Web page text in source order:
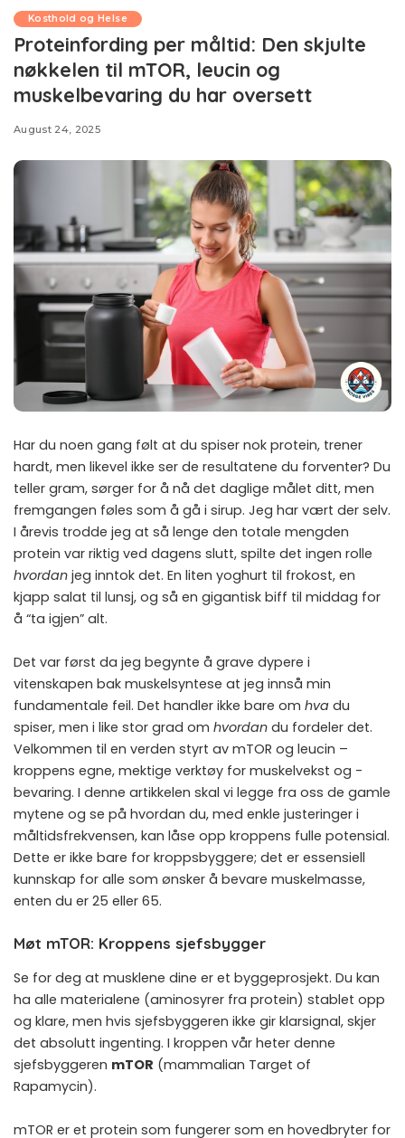
Kosthold og Helse
Proteinfording per måltid: Den skjulte
nøkkelen til mTOR, leucin og
muskelbevaring du har oversett
August 24, 2025
Har du noen gang følt at du spiser nok protein, trener
hardt, men likevel ikke ser de resultatene du forventer? Du
teller gram, sørger for å nå det daglige målet ditt, men
fremgangen føles som å gå i sirup. Jeg har vært der selv.
I årevis trodde jeg at så lenge den totale mengden
protein var riktig ved dagens slutt, spilte det ingen rolle
hvordan jeg inntok det. En liten yoghurt til frokost, en
kjapp salat til lunsj, og så en gigantisk biff til middag for
å “ta igjen” alt.
Det var først da jeg begynte å grave dypere i
vitenskapen bak muskelsyntese at jeg innså min
fundamentale feil. Det handler ikke bare om hva du
spiser, men i like stor grad om hvordan du fordeler det.
Velkommen til en verden styrt av mTOR og leucin –
kroppens egne, mektige verktøy for muskelvekst og -
bevaring. I denne artikkelen skal vi legge fra oss de gamle
mytene og se på hvordan du, med enkle justeringer i
måltidsfrekvensen, kan låse opp kroppens fulle potensial.
Dette er ikke bare for kroppsbyggere; det er essensiell
kunnskap for alle som ønsker å bevare muskelmasse,
enten du er 25 eller 65.
Møt mTOR: Kroppens sjefsbygger
Se for deg at musklene dine er et byggeprosjekt. Du kan
ha alle materialene (aminosyrer fra protein) stablet opp
og klare, men hvis sjefsbyggeren ikke gir klarsignal, skjer
det absolutt ingenting. I kroppen vår heter denne
sjefsbyggeren mTOR (mammalian Target of
Rapamycin).
mTOR er et protein som fungerer som en hovedbryter for